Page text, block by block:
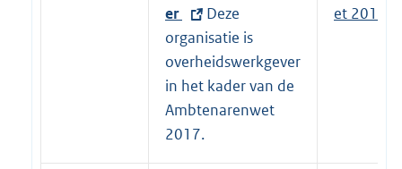
x
t
e
r
n
e
l
er
Deze
organisatie is
overheidswerkgever
in het kader van de
Ambtenarenwet
2017.
et 2017